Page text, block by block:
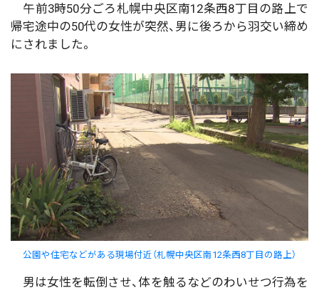
午前3時50分ごろ札幌中央区南12条西8丁目の路上で
帰宅途中の50代の女性が突然、男に後ろから羽交い締め
にされました。
公園や住宅などがある現場付近（札幌中央区南12条西8丁目の路上）
男は女性を転倒させ、体を触るなどのわいせつ行為を